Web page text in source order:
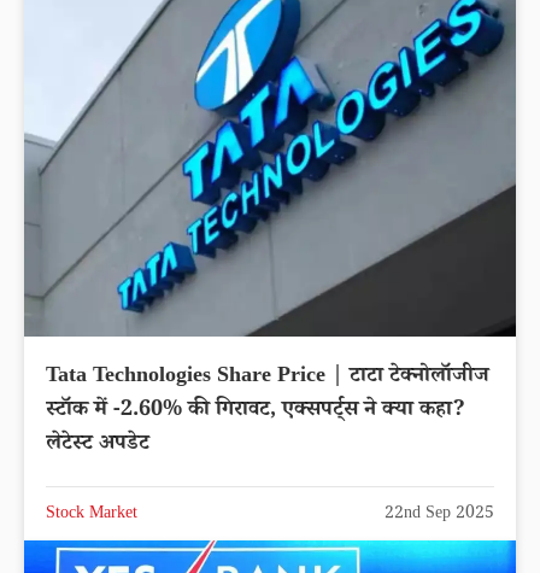
Tata Technologies Share Price | टाटा टेक्नोलॉजीज
स्टॉक में -2.60% की गिरावट, एक्सपर्ट्स ने क्या कहा?
लेटेस्ट अपडेट
Stock Market 22nd Sep 2025